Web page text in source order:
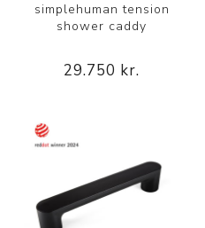
simplehuman tension
shower caddy
29.750 kr.